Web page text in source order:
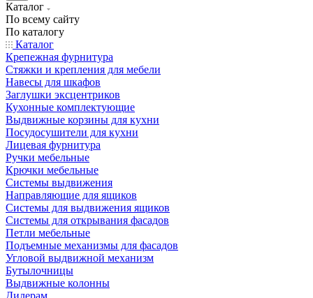
Каталог
По всему сайту
По каталогу
Каталог
Крепежная фурнитура
Стяжки и крепления для мебели
Навесы для шкафов
Заглушки эксцентриков
Кухонные комплектующие
Выдвижные корзины для кухни
Посудосушители для кухни
Лицевая фурнитура
Ручки мебельные
Крючки мебельные
Системы выдвижения
Направляющие для ящиков
Системы для выдвижения ящиков
Системы для открывания фасадов
Петли мебельные
Подъемные механизмы для фасадов
Угловой выдвижной механизм
Бутылочницы
Выдвижные колонны
Дилерам